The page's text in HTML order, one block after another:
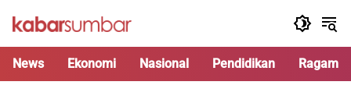
News Ekonomi Nasional Pendidikan Ragam